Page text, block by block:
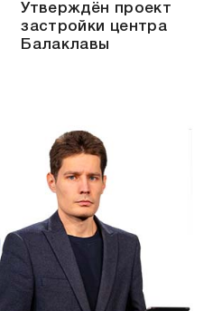
Утверждён проект
застройки центра
Балаклавы